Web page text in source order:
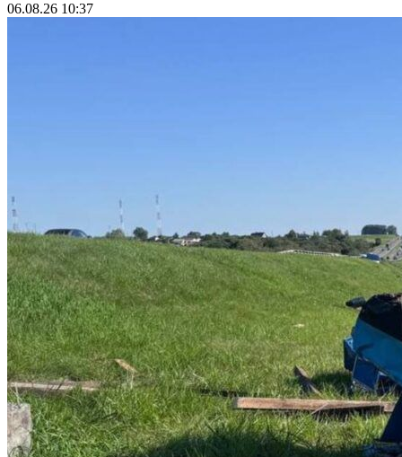
06.08.26 10:37